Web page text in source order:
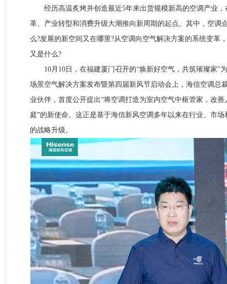
经历高温炙烤并创造最近5年来出货规模新高的空调产业，
革、产业转型和消费升级大潮推向新周期的起点。其中，空调
么?发展的新空间又在哪里?从空调向空气解决方案的系统变革
又是什么?
10月10日，在福建厦门召开的“焕新好空气，共筑璀璨家”
场景空气解决方案发布暨第四届新风节启动会上，海信空调总
业伙伴，首度公开提出“将空调打造为室内空气中枢管家，改
庭”的新使命。这正是基于海信新风空调多年以来在行业、市
的战略升级。